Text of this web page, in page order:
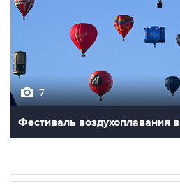
7
Фестиваль воздухоплавания